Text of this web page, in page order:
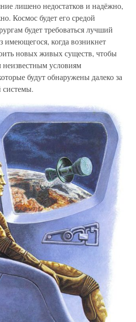
лишено недостатков и надёжно,
Космос будет его средой
будет требоваться лучший
имеющегося, когда возникнет
новых живых существ, чтобы
неизвестным условиям
будут обнаружены далеко за
системы.